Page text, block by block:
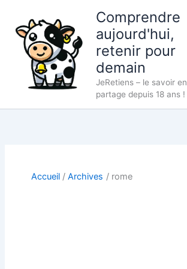
contenu
Comprendre
aujourd'hui,
retenir pour
demain
JeRetiens – le savoir en
partage depuis 18 ans !
Accueil Archives rome